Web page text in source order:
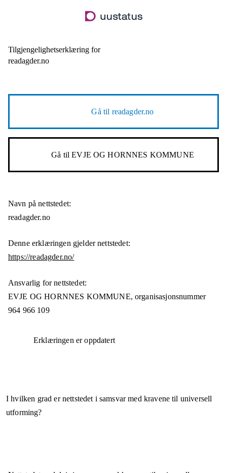
til
Tilgjengelighetserklæring for
readagder.no
Gå til readagder.no
Gå tilEVJE OG HORNNES KOMMUNE
Navn på nettstedet:
readagder.no
Denne erklæringen gjelder nettstedet:
https://readagder.no/
Ansvarlig for nettstedet:
EVJE OG HORNNES KOMMUNE,organisasjonsnummer
964 966 109
Erklæringen er oppdatert
I hvilken grad er nettstedet i samsvar med kravene til universell
utforming?